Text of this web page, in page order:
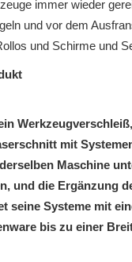
immer wieder
und vor dem
und Schirme und
mit
Maschine
und die Ergänzung
seine Systeme mit
bis zu einer